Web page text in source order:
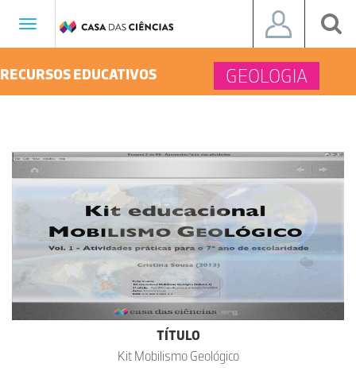
Toggle
RECURSOS EDUCATIVOS GEOLOGIA
TÍTULO
Kit Mobilismo Geológico